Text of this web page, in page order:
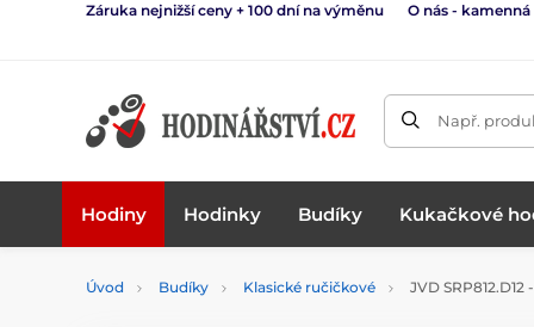
Záruka nejnižší ceny + 100 dní na výměnu O nás -
Např.
Hodiny Hodinky Budíky Kukačkové
Úvod Budíky Klasické ručičkové JVD